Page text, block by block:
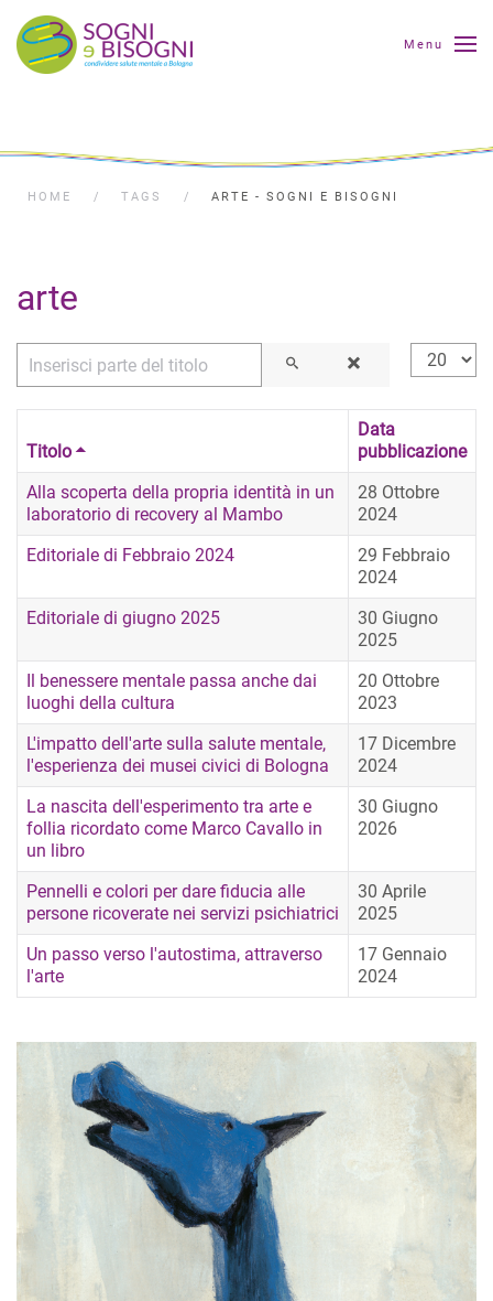
Menu
HOME TAGS ARTE - SOGNI E BISOGNI
arte
Inserisci parte del titolo
Titolo
Data
pubblicazione
Alla scoperta della propria identità in un
laboratorio di recovery al Mambo
28 Ottobre
2024
Editoriale di Febbraio 2024
29 Febbraio
2024
Editoriale di giugno 2025
30 Giugno
2025
Il benessere mentale passa anche dai
luoghi della cultura
20 Ottobre
2023
L'impatto dell'arte sulla salute mentale,
l'esperienza dei musei civici di Bologna
17 Dicembre
2024
La nascita dell'esperimento tra arte e
follia ricordato come Marco Cavallo in
un libro
30 Giugno
2026
Pennelli e colori per dare fiducia alle
persone ricoverate nei servizi psichiatrici
30 Aprile
2025
Un passo verso l'autostima, attraverso
l'arte
17 Gennaio
2024